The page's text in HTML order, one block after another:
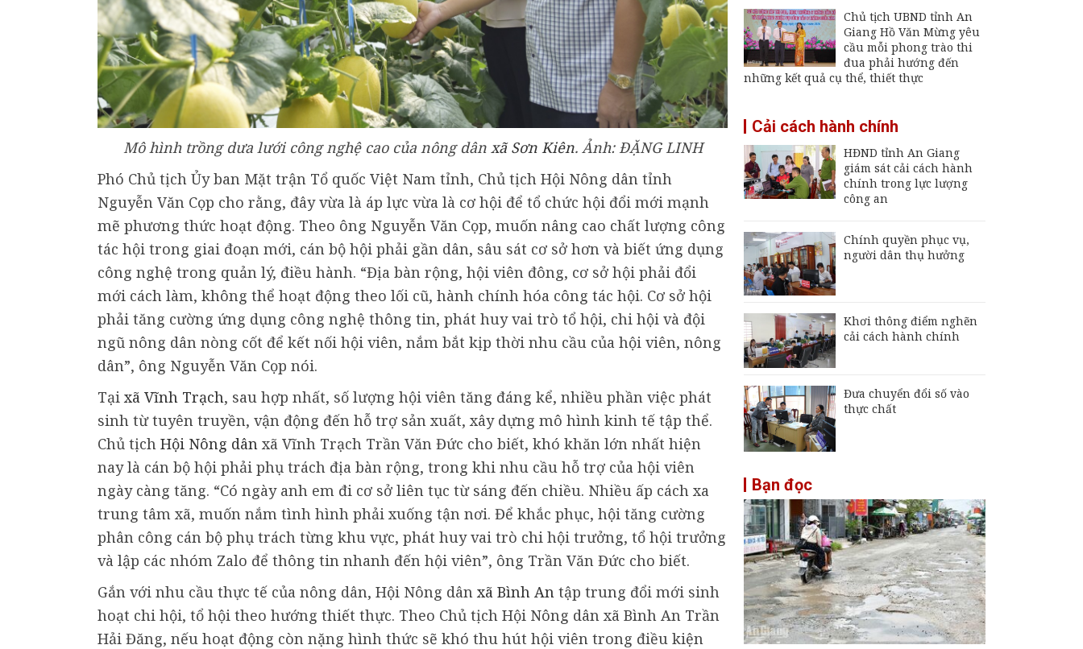
Mô hình trồng dưa lưới công nghệ cao của nông dân xã Sơn Kiên. Ảnh: ĐẶNG LINH
Phó Chủ tịch Ủy ban Mặt trận Tổ quốc Việt Nam tỉnh, Chủ tịch Hội Nông dân tỉnh
Nguyễn Văn Cọp cho rằng, đây vừa là áp lực vừa là cơ hội để tổ chức hội đổi mới mạnh
mẽ phương thức hoạt động. Theo ông Nguyễn Văn Cọp, muốn nâng cao chất lượng công
tác hội trong giai đoạn mới, cán bộ hội phải gần dân, sâu sát cơ sở hơn và biết ứng dụng
công nghệ trong quản lý, điều hành. “Địa bàn rộng, hội viên đông, cơ sở hội phải đổi
mới cách làm, không thể hoạt động theo lối cũ, hành chính hóa công tác hội. Cơ sở hội
phải tăng cường ứng dụng công nghệ thông tin, phát huy vai trò tổ hội, chi hội và đội
ngũ nông dân nòng cốt để kết nối hội viên, nắm bắt kịp thời nhu cầu của hội viên, nông
dân”, ông Nguyễn Văn Cọp nói.
Tại xã Vĩnh Trạch, sau hợp nhất, số lượng hội viên tăng đáng kể, nhiều phần việc phát
sinh từ tuyên truyền, vận động đến hỗ trợ sản xuất, xây dựng mô hình kinh tế tập thể.
Chủ tịch Hội Nông dân xã Vĩnh Trạch Trần Văn Đức cho biết, khó khăn lớn nhất hiện
nay là cán bộ hội phải phụ trách địa bàn rộng, trong khi nhu cầu hỗ trợ của hội viên
ngày càng tăng. “Có ngày anh em đi cơ sở liên tục từ sáng đến chiều. Nhiều ấp cách xa
trung tâm xã, muốn nắm tình hình phải xuống tận nơi. Để khắc phục, hội tăng cường
phân công cán bộ phụ trách từng khu vực, phát huy vai trò chi hội trưởng, tổ hội trưởng
và lập các nhóm Zalo để thông tin nhanh đến hội viên”, ông Trần Văn Đức cho biết.
Gắn với nhu cầu thực tế của nông dân, Hội Nông dân xã Bình An tập trung đổi mới sinh
hoạt chi hội, tổ hội theo hướng thiết thực. Theo Chủ tịch Hội Nông dân xã Bình An Trần
Hải Đăng, nếu hoạt động còn nặng hình thức sẽ khó thu hút hội viên trong điều kiện
An Thới hoạt động trở
lại
An Giang chốt hạn
vận hành nhà máy xử
lý rác Long Xuyên,
trễ sẽ thu hồi dự án
giảm mức cung cấp
An Giang từ ngày 8
đến 9/8/2026
Chủ tịch UBND tỉnh An
Giang Hồ Văn Mừng yêu
cầu mỗi phong trào thi
đua phải hướng đến
những kết quả cụ thể, thiết thực
Cải cách hành chính
HĐND tỉnh An Giang
giám sát cải cách hành
chính trong lực lượng
công an
Chính quyền phục vụ,
người dân thụ hưởng
Khơi thông điểm nghẽn
cải cách hành chính
Đưa chuyển đổi số vào
thực chất
Bạn đọc